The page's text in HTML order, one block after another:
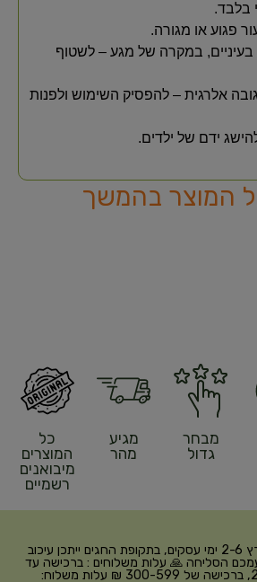
בלבד.
פגוע או מגורה.
במקרה של מגע – לשטוף
אלרגית – להפסיק השימוש ולפנות
ידם של ילדים.
המוצר בהמשך
מבחר
גדול
מגיע
מהר
כל
המוצרים
מיבואנים
רשמיים
שירות משלוחים לכל הארץ 2-6 ימי עסקים, בתקופת החגים ייתכן עיכוב
הסליחה 🙏 עלות משלוחים : ברכישה עד
299₪ עלות משלוח 22₪, ברכישה של 300-599 ₪ עלות משלוח: